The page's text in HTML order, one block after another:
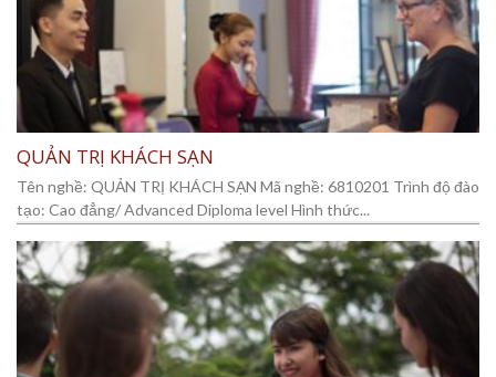
QUẢN TRỊ KHÁCH SẠN
Tên nghề: QUẢN TRỊ KHÁCH SẠN Mã nghề: 6810201 Trình độ đào
tạo: Cao đẳng/ Advanced Diploma level Hình thức...